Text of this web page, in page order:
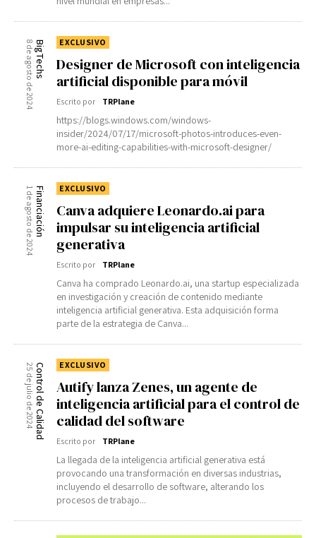
BigTechs
8 de agosto de 2024 EXCLUSIVO
Designer de Microsoft con inteligencia
artificial disponible para móvil
Escrito por TRPlane
https://blogs.windows.com/windows-
insider/2024/07/17/microsoft-photos-introduces-even-
more-ai-editing-capabilities-with-microsoft-designer/
Financiación
1 de agosto de 2024 EXCLUSIVO
Canva adquiere Leonardo.ai para
impulsar su inteligencia artificial
generativa
Escrito por TRPlane
Canva ha comprado Leonardo.ai, una startup especializada
en investigación y creación de contenido mediante
inteligencia artificial generativa. Esta adquisición forma
parte de la estrategia de Canva...
Control de Calidad
25 de julio de 2024 EXCLUSIVO
Autify lanza Zenes, un agente de
inteligencia artificial para el control de
calidad del software
Escrito por TRPlane
La llegada de la inteligencia artificial generativa está
provocando una transformación en diversas industrias,
incluyendo el desarrollo de software, alterando los
procesos de trabajo...